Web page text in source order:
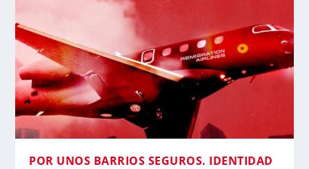
POR UNOS BARRIOS SEGUROS. IDENTIDAD